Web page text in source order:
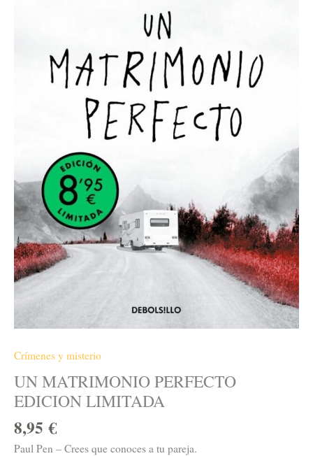
Crímenes y misterio
UN MATRIMONIO PERFECTO
EDICION LIMITADA
8,95€
Paul Pen – Crees que conoces a tu pareja.